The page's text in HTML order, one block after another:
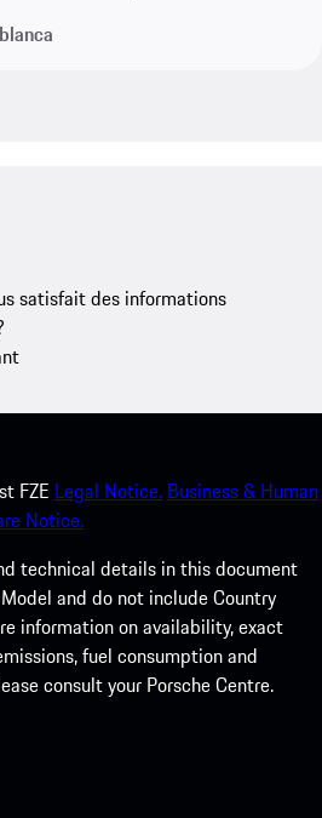
satisfait des informations
FZE Legal Notice. Business & Human
Notice.
technical details in this document
and do not include Country
information on availability, exact
fuel consumption and
consult your Porsche Centre.